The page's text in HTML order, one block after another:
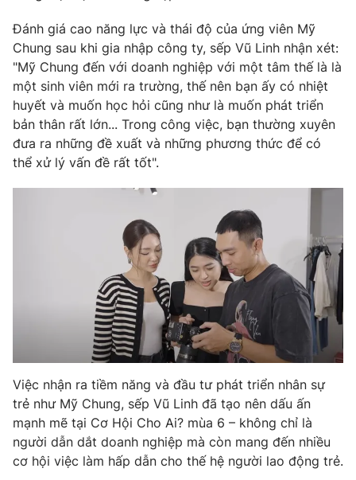
Đánh giá cao năng lực và thái độ của ứng viên Mỹ
Chung sau khi gia nhập công ty, sếp Vũ Linh nhận xét:
"Mỹ Chung đến với doanh nghiệp với một tâm thế là là
một sinh viên mới ra trường, thế nên bạn ấy có nhiệt
huyết và muốn học hỏi cũng như là muốn phát triển
bản thân rất lớn... Trong công việc, bạn thường xuyên
đưa ra những đề xuất và những phương thức để có
thể xử lý vấn đề rất tốt".
Việc nhận ra tiềm năng và đầu tư phát triển nhân sự
trẻ như Mỹ Chung, sếp Vũ Linh đã tạo nên dấu ấn
mạnh mẽ tại Cơ Hội Cho Ai? mùa 6 – không chỉ là
người dẫn dắt doanh nghiệp mà còn mang đến nhiều
cơ hội việc làm hấp dẫn cho thế hệ người lao động trẻ.